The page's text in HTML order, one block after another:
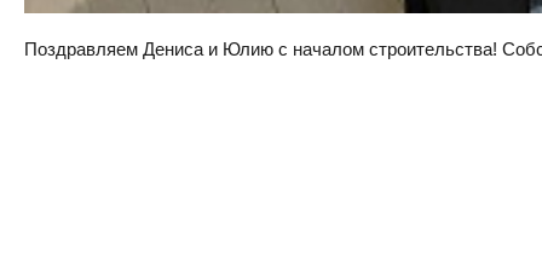
Поздравляем Дениса и Юлию с началом строительства!